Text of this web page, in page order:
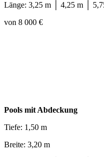
Länge: 3,25 m │ 4,25 m │
von 8 000 €
Pools mit Abdeckung
Tiefe: 1,50 m
Breite: 3,20 m